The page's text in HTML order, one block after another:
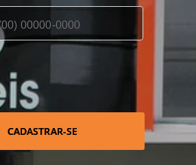
CADASTRAR-SE